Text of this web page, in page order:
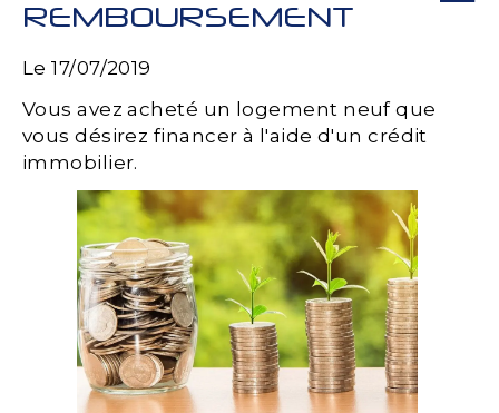
REMBOURSEMENT
Le 17/07/2019
Vous avez acheté un logement neuf que
vous désirez financer à l'aide d'un crédit
immobilier.